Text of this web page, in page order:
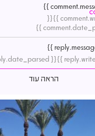
{{
{{ reply.date_parsed }}
הראה עוד